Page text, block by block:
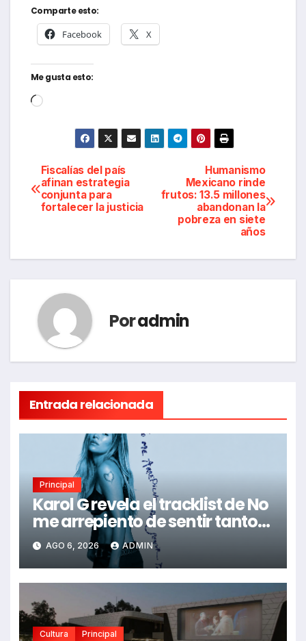
Comparte esto:
Facebook X
Me gusta esto:
Cargando...
Navegación
de
Humanismo
Mexicano rinde
frutos: 13.5 millones
abandonan la
pobreza en siete
años
Fiscalías del país
afinan estrategia
conjunta para
fortalecer la justicia
Poradmin
Entrada relacionada
Principal
Karol G revela el tracklist de No
me arrepiento de sentir tanto:
Drake, Bruno Mars y más
estrellas se suman al álbum
AGO 6, 2026 ADMIN
Cultura Principal